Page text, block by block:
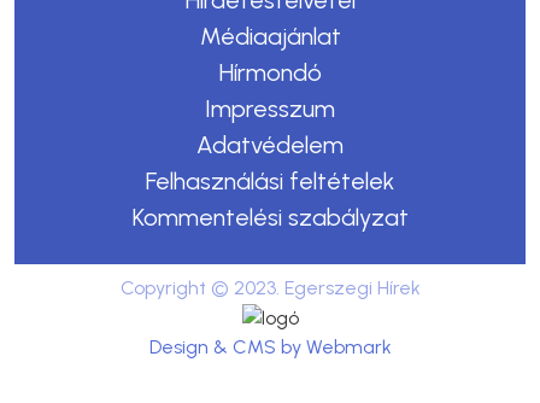
Médiaajánlat
Hírmondó
Impresszum
Adatvédelem
Felhasználási feltételek
Kommentelési szabályzat
Copyright © 2023. Egerszegi Hírek
Design & CMS by Webmark